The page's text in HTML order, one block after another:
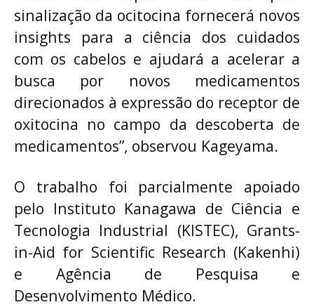
sinalização da ocitocina fornecerá novos
insights para a ciência dos cuidados
com os cabelos e ajudará a acelerar a
busca por novos medicamentos
direcionados à expressão do receptor de
oxitocina no campo da descoberta de
medicamentos”, observou Kageyama.
O trabalho foi parcialmente apoiado
pelo Instituto Kanagawa de Ciência e
Tecnologia Industrial (KISTEC), Grants-
in-Aid for Scientific Research (Kakenhi)
e Agência de Pesquisa e
Desenvolvimento Médico.